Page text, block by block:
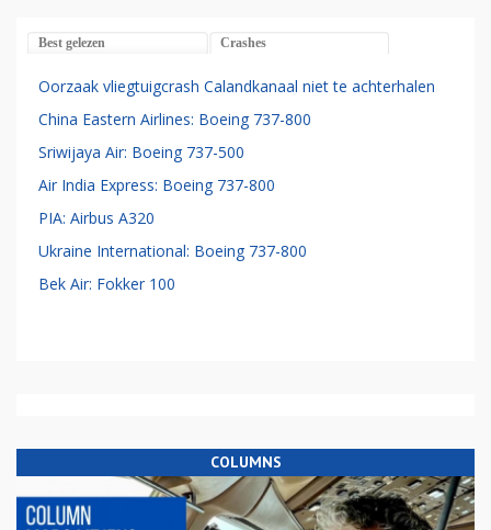
Best gelezen Crashes
Oorzaak vliegtuigcrash Calandkanaal niet te achterhalen
China Eastern Airlines: Boeing 737-800
Sriwijaya Air: Boeing 737-500
Air India Express: Boeing 737-800
PIA: Airbus A320
Ukraine International: Boeing 737-800
Bek Air: Fokker 100
COLUMNS